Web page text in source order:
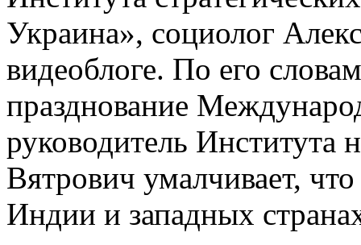
Украина», социолог
видеоблоге. По его
празднование
руководитель Института
Вятрович умалчивает,
Индии и западных